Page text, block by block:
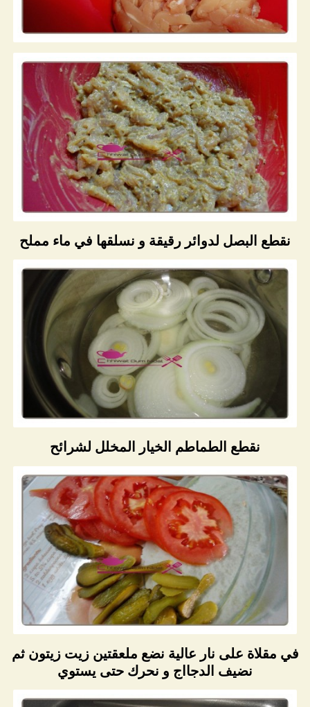
نقطع البصل لدوائر رقيقة و نسلقها في ماء مملح
نقطع الطماطم الخيار المخلل لشرائح
في مقلاة على نار عالية نضع ملعقتين زيت زيتون ثم
نضيف الدجااج و نحرك حتى يستوي